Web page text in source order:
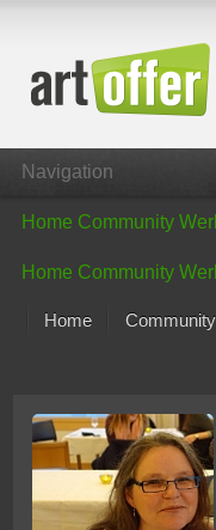
Navigation
Home Community
Home Community
Home Community